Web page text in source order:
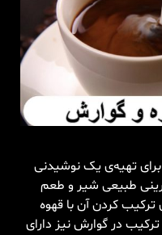
تهیه‌ی یک نوشیدنی
طبیعی شیر و طعم
ترکیب کردن آن با قهوه
در گوارش نیز دارای